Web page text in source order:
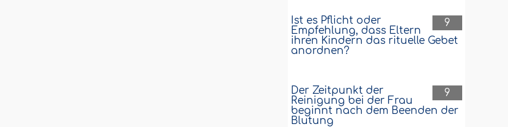
9
Ist es Pflicht oder
Empfehlung, dass Eltern
ihren Kindern das rituelle Gebet
anordnen?
9
Der Zeitpunkt der
Reinigung bei der Frau
beginnt nach dem Beenden der
Blutung